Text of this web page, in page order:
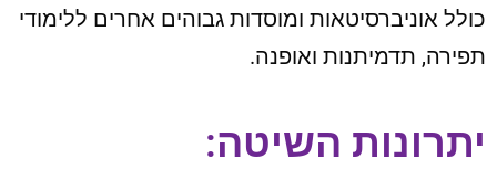
כולל אוניברסיטאות ומוסדות גבוהים אחרים ללימודי
תפירה, תדמיתנות ואופנה.
יתרונות השיטה: